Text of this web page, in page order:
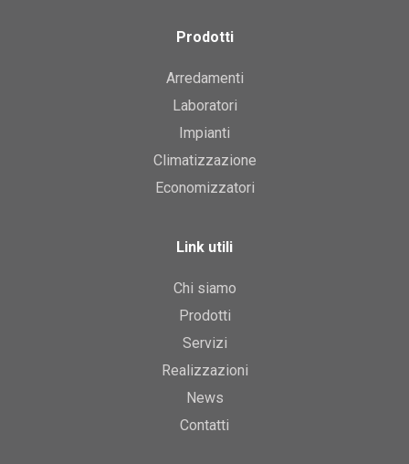
Prodotti
Arredamenti
Laboratori
Impianti
Climatizzazione
Economizzatori
Link utili
Chi siamo
Prodotti
Servizi
Realizzazioni
News
Contatti